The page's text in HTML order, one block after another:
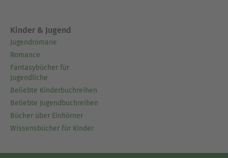
Kinder & Jugend
Jugendromane
Romance
Fantasybücher für
Jugendliche
Beliebte Kinderbuchreihen
Beliebte Jugendbuchreihen
Bücher über Einhörner
Wissensbücher für Kinder